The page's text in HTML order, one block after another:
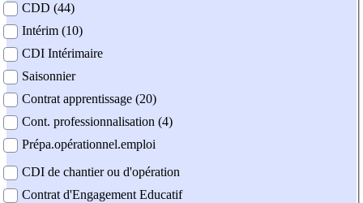
CDD (44)
Intérim (10)
CDI Intérimaire
Saisonnier
Contrat apprentissage (20)
Cont. professionnalisation (4)
Prépa.opérationnel.emploi
CDI de chantier ou d'opération
Contrat d'Engagement Educatif